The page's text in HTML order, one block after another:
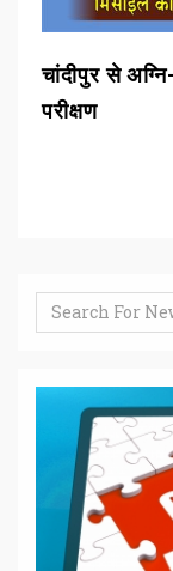
चांदीपुर से
परीक्षण